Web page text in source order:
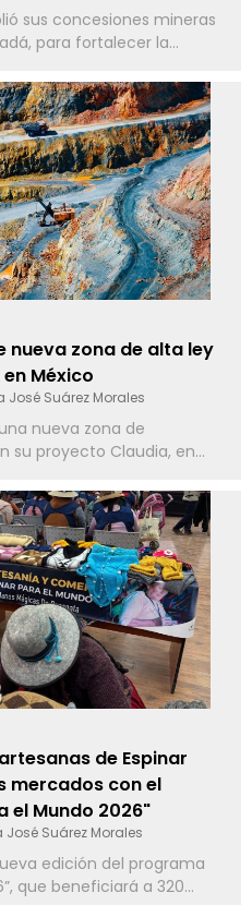
sus concesiones mineras
para fortalecer la...
nueva zona de alta ley
México
José Suárez Morales
nueva zona de
su proyecto Claudia, en...
de Espinar
mercados con el
el Mundo 2026"
José Suárez Morales
edición del programa
que beneficiará a 320...